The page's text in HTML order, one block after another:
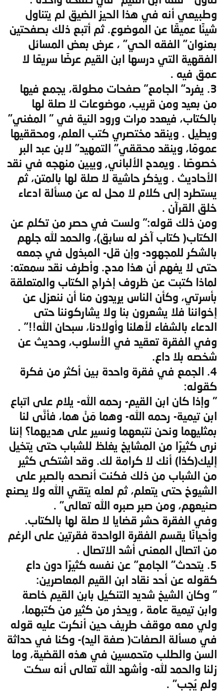
وطبيعي أنه في هذا الحيز الضيق لم يتناول
شيئًا عميقًا عن الموضوع. ثم أتبع ذلك بصفحتين
بعنوان" الفقه الحي" ، عرض بعض المسائل
الفقهية التي درسها ابن القيم عرضًا سريعًا لا
عمق فيه .
3. يفرد" الجامع" صفحات مطولة، يجمع فيها
من بعيد ومن قريب، موضوعات لا صلة لها
بالكتاب، فيعدد مرات ورود النية في " المغني"
ويطيل . وينقد مختصري كتب العلم، ومحققيها
عمومًا، وينقد محققي" التمهيد" لابن عبد البر
خصوصًا . ويمدح الألباني, ويبين منهجه في نقد
الأحاديث . ويذكر حاشية لا صلة لها بالمتن، ثم
يستطرد إلى كلام لا محل له عن مسألة ادعاء
خلق القرآن .
ومن ذلك قوله:" ولست في حصر من تكلم عن
الكتاب( كتاب آخر له سابق)، والحمد لله جلهم
بالشكر للمجهود- وإن قل- المبذول في جمعه
حتى لا يفهم أن هذا مدح. وأطرف نقد سمعته:
لماذا كتبت عن ظروف إخراج الكتاب والمتعلقة
بأسرتي، وكأن الناس يريدون منا أن ننعزل عن
إخواننا فلا يشعرون بنا ولا يشاركوننا حتى
الدعاء بالشفاء لأهلنا وأولادنا، سبحان الله!!" .
وفي الفقرة تعقيد في الأسلوب، وحديث عن
شخصه بلا داع.
4. الجمع في فقرة واحدة بين أكثر من فكرة
كقوله:
" وإذا كان ابن القيم- رحمه الله- يلام على اتباع
ابن تيمية- رحمه الله- وهما مَنْ هما، فأنَّى لنا
بمثليهما ونحن نتبعهما ونسير على هديهما؟ إننا
نرى كثيرًا من المشايخ يغلظ للشباب حتى يتخيل
إليك(كذا) أنك لا كرامة لك. وقد اشتكى كثير
من الشباب من ذلك فكنت أنصحه بالصبر على
الشيوخ حتى يتعلم، ثم لعله يتقي الله ولا يصنع
صنيعهم، ومن صبر صبره الله تعالى" .
وفي الفقرة حشر قضايا لا صلة لها بالكتاب.
وأحيانًا يقسم الفقرة الواحدة فقرتين على الرغم
من اتصال المعنى أشد الاتصال .
5. يتحدث" الجامع" عن نفسه كثيرًا دون داع
كقوله عن أحد نقاد ابن القيم المعاصرين:
" وكان الشيخ شديد التنكيل بابن القيم خاصة
وابن تيمية عامة ، ويحذر من كثير من كتبهما،
ولي معه موقف طريف حين أنكرت عليه قوله
في مسألة الصفات( صفة اليد)- وكنا في حداثة
السن والطلب متحمسين في هذه القضية، وما
زلنا والحمد لله- وأشهد الله تعالى أنه سكت
ولم يُجب" .